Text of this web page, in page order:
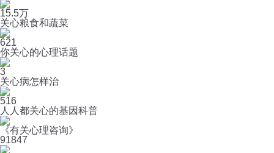
15.5万
关心粮食和蔬菜
621
你关心的心理话题
3
关心病怎样治
516
人人都关心的基因科普
《有关心理咨询》
91847